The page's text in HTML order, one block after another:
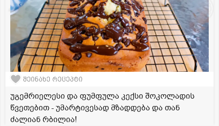
შეინახე რეცეპტი
უგემრიელესი და ფუმფულა კექსი შოკოლადის
წვეთებით - უმარტივესად მზადდება და თან
ძალიან რბილია!